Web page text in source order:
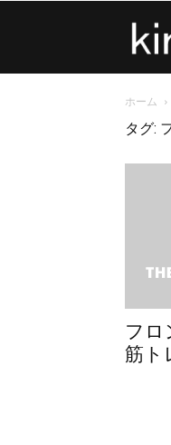
ホーム
タグ:
フロ
筋ト